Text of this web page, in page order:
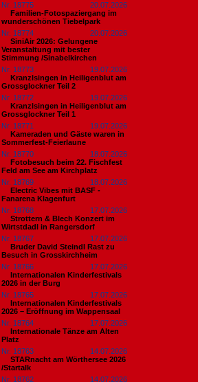
Nr. 18775
20.07.2026
Familien-Fotospaziergang im
wunderschönen Tiebelpark
Nr. 18774
20.07.2026
SiniAir 2026: Gelungene
Veranstaltung mit bester
Stimmung /Sinabelkirchen
Nr. 18773
19.07.2026
Kranzlsingen in Heiligenblut am
Grossglockner Teil 2
Nr. 18772
19.07.2026
Kranzlsingen in Heiligenblut am
Grossglockner Teil 1
Nr. 18771
19.07.2026
Kameraden und Gäste waren in
Sommerfest-Feierlaune
Nr. 18770
18.07.2026
Fotobesuch beim 22. Fischfest
Feld am See am Kirchplatz
Nr. 18769
18.07.2026
Electric Vibes mit BASF -
Fanarena Klagenfurt
Nr. 18768
17.07.2026
Strottern & Blech Konzert im
Wirtstdadl in Rangersdorf
Nr. 18767
17.07.2026
Bruder David Steindl Rast zu
Besuch in Grosskirchheim
Nr. 18766
17.07.2026
Internationalen Kinderfestivals
2026 in der Burg
Nr. 18765
17.07.2026
Internationalen Kinderfestivals
2026 – Eröffnung im Wappensaal
Nr. 18764
17.07.2026
Internationale Tänze am Alten
Platz
Nr. 18763
14.07.2026
STARnacht am Wörthersee 2026
/Startalk
Nr. 18762
14.07.2026